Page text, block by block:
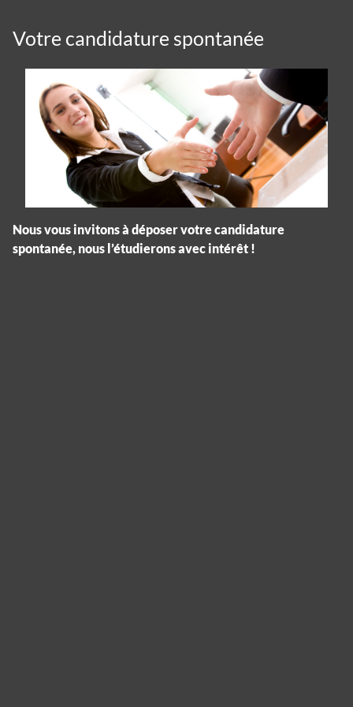
Votre candidature spontanée
Nous vous invitons à déposer votre candidature
spontanée, nous l’étudierons avec intérêt !